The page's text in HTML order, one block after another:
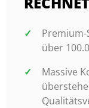
über
Massive